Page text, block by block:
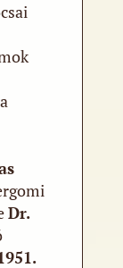
Dr.